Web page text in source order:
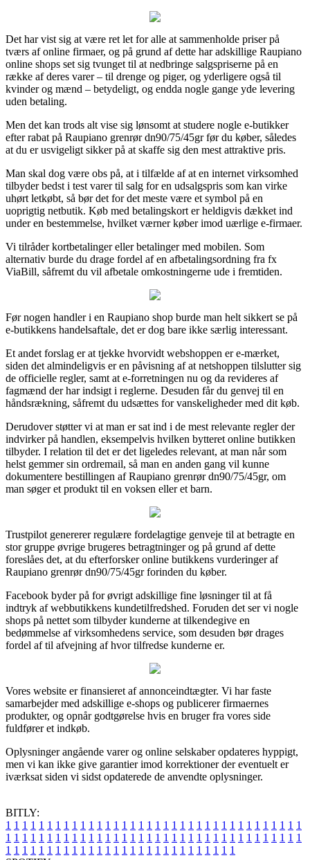
Det har vist sig at være ret let for alle at sammenholde priser på
tværs af online firmaer, og på grund af dette har adskillige Raupiano
online shops set sig tvunget til at nedbringe salgspriserne på en
række af deres varer – til drenge og piger, og yderligere også til
kvinder og mænd – betydeligt, og endda nogle gange yde levering
uden betaling.
Men det kan trods alt vise sig lønsomt at studere nogle e-butikker
efter rabat på Raupiano grenrør dn90/75/45gr før du køber, således
at du er usvigeligt sikker på at skaffe sig den mest attraktive pris.
Man skal dog være obs på, at i tilfælde af at en internet virksomhed
tilbyder bedst i test varer til salg for en udsalgspris som kan virke
uhørt letkøbt, så bør det for det meste være et symbol på en
uoprigtig netbutik. Køb med betalingskort er heldigvis dækket ind
under en bestemmelse, hvilket værner køber imod uærlige e-firmaer.
Vi tilråder kortbetalinger eller betalinger med mobilen. Som
alternativ burde du drage fordel af en afbetalingsordning fra fx
ViaBill, såfremt du vil afbetale omkostningerne ude i fremtiden.
Før nogen handler i en Raupiano shop burde man helt sikkert se på
e-butikkens handelsaftale, det er dog bare ikke særlig interessant.
Et andet forslag er at tjekke hvorvidt webshoppen er e-mærket,
siden det almindeligvis er en påvisning af at netshoppen tilslutter sig
de officielle regler, samt at e-forretningen nu og da revideres af
fagmænd der har indsigt i reglerne. Desuden får du genvej til en
håndsrækning, såfremt du udsættes for vanskeligheder med dit køb.
Derudover støtter vi at man er sat ind i de mest relevante regler der
indvirker på handlen, eksempelvis hvilken bytteret online butikken
tilbyder. I relation til det er det ligeledes relevant, at man når som
helst gemmer sin ordremail, så man en anden gang vil kunne
dokumentere bestillingen af Raupiano grenrør dn90/75/45gr, om
man søger et produkt til en voksen eller et barn.
Trustpilot genererer regulære fordelagtige genveje til at betragte en
stor gruppe øvrige brugeres betragtninger og på grund af dette
foreslåes det, at du efterforsker online butikkens vurderinger af
Raupiano grenrør dn90/75/45gr forinden du køber.
Facebook byder på for øvrigt adskillige fine løsninger til at få
indtryk af webbutikkens kundetilfredshed. Foruden det ser vi nogle
shops på nettet som tilbyder kunderne at tilkendegive en
bedømmelse af virksomhedens service, som desuden bør drages
fordel af til afvejning af hvor tilfredse kunderne er.
Vores website er finansieret af annonceindtægter. Vi har faste
samarbejder med adskillige e-shops og publicerer firmaernes
produkter, og opnår godtgørelse hvis en bruger fra vores side
fuldfører et indkøb.
Oplysninger angående varer og online selskaber opdateres hyppigt,
men vi kan ikke give garantier imod korrektioner der eventuelt er
iværksat siden vi sidst opdaterede de anvendte oplysninger.
BITLY:
1 1 1 1 1 1 1 1 1 1 1 1 1 1 1 1 1 1 1 1 1 1 1 1 1 1 1 1 1 1 1 1 1 1 1 1
1 1 1 1 1 1 1 1 1 1 1 1 1 1 1 1 1 1 1 1 1 1 1 1 1 1 1 1 1 1 1 1 1 1 1 1
1 1 1 1 1 1 1 1 1 1 1 1 1 1 1 1 1 1 1 1 1 1 1 1 1 1 1 1